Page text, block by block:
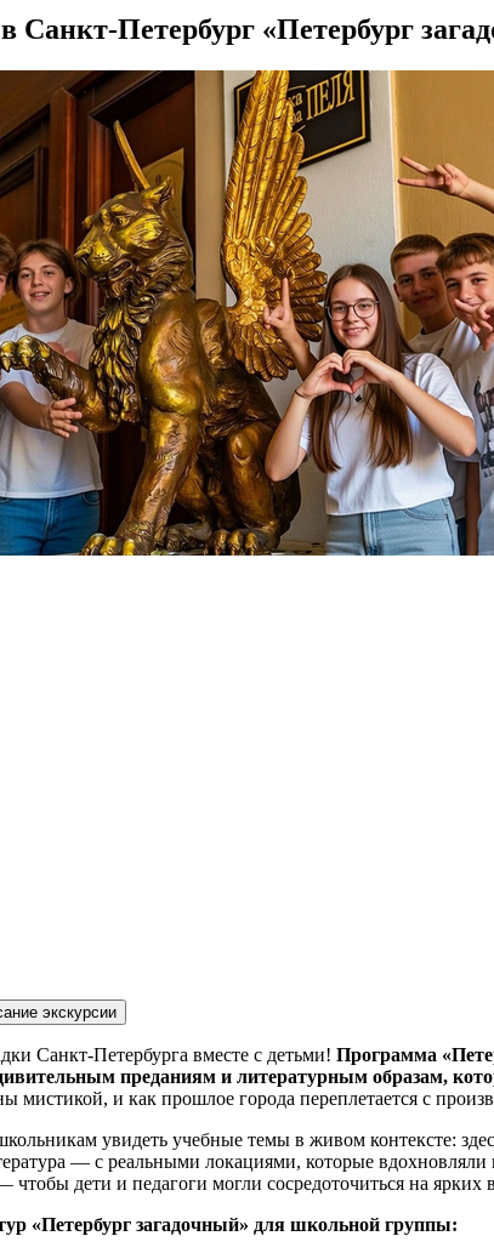
Петербург «Петербург
экскурсии
Санкт-Петербурга вместе с детьми! Программа
преданиям и литературным образам,
мистикой, и как прошлое города переплетается с
увидеть учебные темы в живом контексте:
— с реальными локациями, которые
чтобы дети и педагоги могли сосредоточиться на ярких
«Петербург загадочный» для школьной группы: